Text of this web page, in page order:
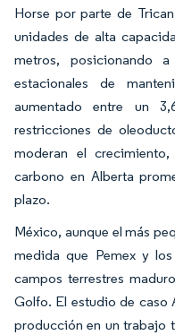
Horse por parte de
unidades de alta
metros, posicionando
estacionales de
aumentado entre un
restricciones de
moderan el
carbono en Alberta
plazo.
México, aunque el más
medida que Pemex y
campos terrestres
Golfo. El estudio de caso
producción en un trabajo